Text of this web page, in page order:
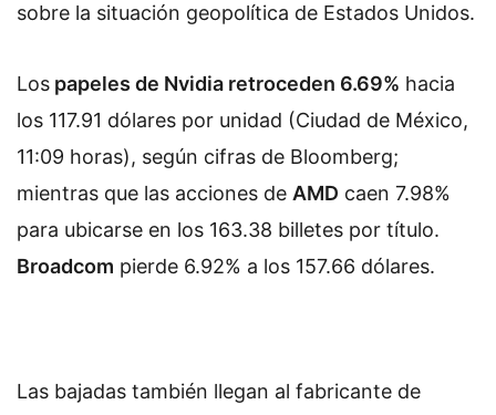
sobre la situación geopolítica de Estados Unidos.
Los papeles de Nvidia retroceden 6.69% hacia
los 117.91 dólares por unidad (Ciudad de México,
11:09 horas), según cifras de Bloomberg;
mientras que las acciones de AMD caen 7.98%
para ubicarse en los 163.38 billetes por título.
Broadcom pierde 6.92% a los 157.66 dólares.
Las bajadas también llegan al fabricante de